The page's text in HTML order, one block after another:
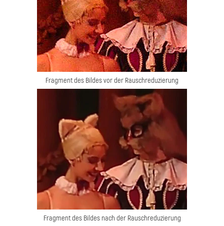
Fragment des Bildes vor der Rauschreduzierung
Fragment des Bildes nach der Rauschreduzierung